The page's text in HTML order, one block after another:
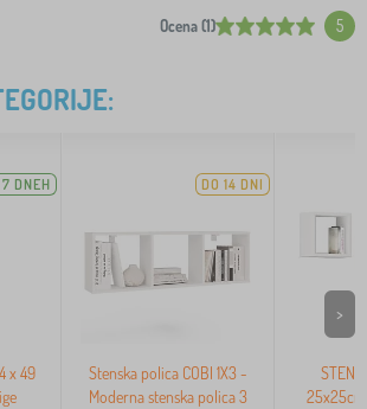
Ocena (1) 5
DNEH
x 49
DO 14 DNI
Stenska polica COBI 1X3 -
Moderna stenska polica 3
25x25cm
>